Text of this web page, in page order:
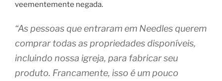
veementemente negada.
“As pessoas que entraram em Needles querem
comprar todas as propriedades disponíveis,
incluindo nossa igreja, para fabricar seu
produto. Francamente, isso é um pouco